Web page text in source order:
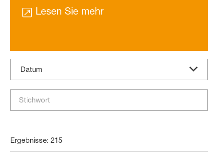
Lesen Sie mehr
Datum
Ergebnisse: 215